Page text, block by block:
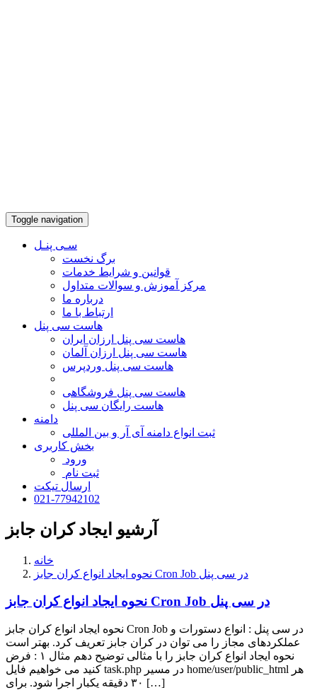
Toggle navigation
سـی پنـل
برگ نخست
قوانین و شرایط خدمات
مرکز آموزش و سوالات متداول
درباره ما
ارتباط با ما
هاست سی پنل
هاست سی پنل ارزان ایران
هاست سی پنل ارزان آلمان
هاست سی پنل وردپرس
هاست سی پنل فروشگاهی
هاست رایگان سی پنل
دامنه
ثبت انواع دامنه آی آر و بین المللی
بخش کاربری
ورود
ثبت نام
ارسال تیکت
021-77942102
آرشیو ایجاد کران جابز
خانه
نحوه ایجاد انواع کران جابز Cron Job در سی پنل
نحوه ایجاد انواع کران جابز Cron Job در سی پنل
نحوه ایجاد انواع کران جابز Cron Job در سی پنل : انواع دستورات و
عملکردهای مجاز را می توان در کران جابز تعریف کرد. بهتر است
نحوه ایجاد انواع کران جابز را با مثالی توضیح دهم مثال ۱ : فرض
کنید می خواهیم فایل task.php در مسیر home/user/public_html هر
۳۰ دقیقه یکبار اجرا شود. برای […]